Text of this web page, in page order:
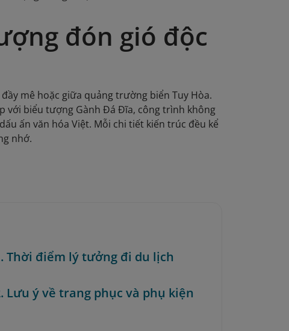
đón gió độc
mê hoặc giữa quảng trường biển Tuy Hòa.
với biểu tượng Gành Đá Đĩa, công trình không
ấn văn hóa Việt. Mỗi chi tiết kiến trúc đều kể
nhớ.
Thời điểm lý tưởng đi du lịch
Lưu ý về trang phục và phụ kiện